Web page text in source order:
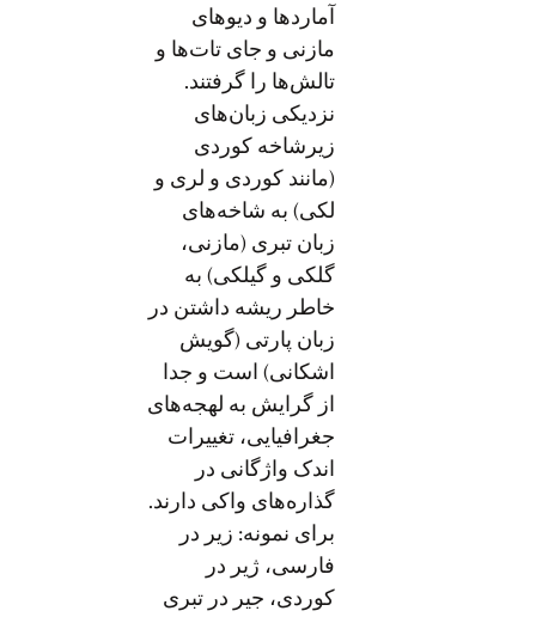
آماردها و دیوهای
مازنی و جای تات‌ها و
تالش‌ها را گرفتند.
نزدیکی زبان‌های
زیرشاخه کوردی
(مانند کوردی و لری و
لکی) به شاخه‌های
زبان تبری (مازنی،
گلکی و گیلکی) به
خاطر ریشه داشتن در
زبان پارتی (گویش
اشکانی) است و جدا
از گرایش به لهجه‌های
جغرافیایی، تغییرات
اندک واژگانی در
گذاره‌های واکی دارند.
برای نمونه: زیر در
فارسی، ژیر در
کوردی، جیر در تبری